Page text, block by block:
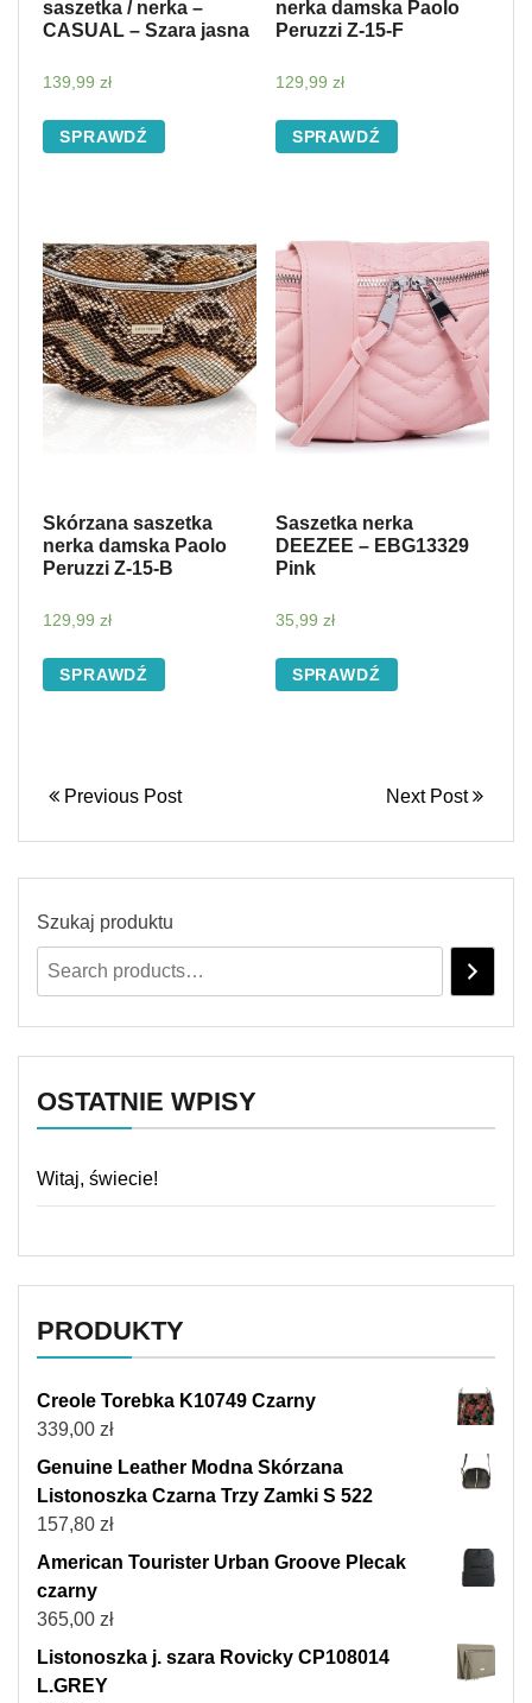
saszetka / nerka –
CASUAL – Szara jasna
139,99 zł
SPRAWDŹ
nerka damska Paolo
Peruzzi Z-15-F
129,99 zł
SPRAWDŹ
Skórzana saszetka
nerka damska Paolo
Peruzzi Z-15-B
129,99 zł
SPRAWDŹ
Saszetka nerka
DEEZEE – EBG13329
Pink
35,99 zł
SPRAWDŹ
Previous Post Next Post
Szukaj produktu
OSTATNIE WPISY
Witaj, świecie!
PRODUKTY
Creole Torebka K10749 Czarny
339,00 zł
Genuine Leather Modna Skórzana
Listonoszka Czarna Trzy Zamki S 522
157,80 zł
American Tourister Urban Groove Plecak
czarny
365,00 zł
Listonoszka j. szara Rovicky CP108014
L.GREY